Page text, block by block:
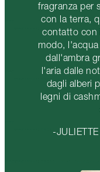
fragranza per
con la terra,
contatto con
modo,
dall'ambra
l'aria dalle
dagli alberi
legni di
-